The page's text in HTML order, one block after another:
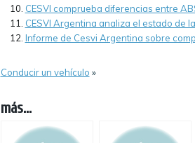
CESVI comprueba diferencias entre
CESVI Argentina analiza el estado de
Informe de Cesvi Argentina sobre
Conducir un vehículo »
más...